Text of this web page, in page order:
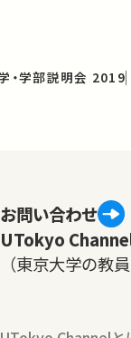
・学部説明会 2019
お問い合わせ
UTokyo
（東京大学の教